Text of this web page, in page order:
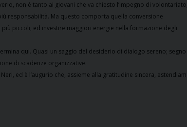
non è tanto ai giovani che va chiesto l’impegno di
responsabilità. Ma questo comporta quella conversione
piccoli, ed investire maggiori energie nella formazione degli
qui. Quasi un saggio del desiderio di dialogo sereno; segno
di scadenze organizzative.
ed è l’augurio che, assieme alla gratitudine sincera,